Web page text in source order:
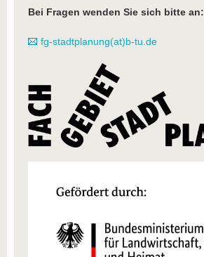
Bei Fragen wenden Sie sich bitte an:
fg-stadtplanung(at)b-tu.de